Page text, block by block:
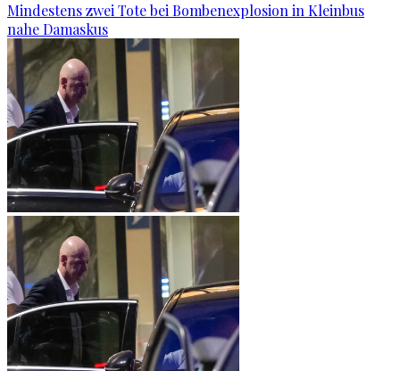
Mindestens zwei Tote bei Bombenexplosion in Kleinbus
nahe Damaskus